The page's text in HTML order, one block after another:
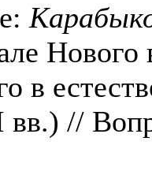
Нового
в
вв.) //